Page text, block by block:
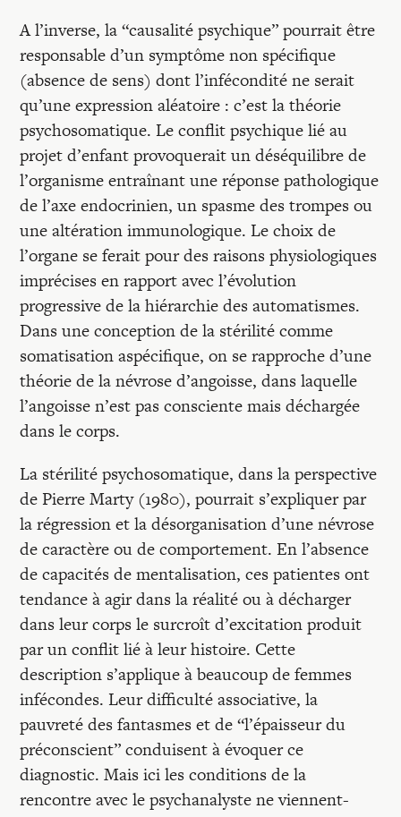
A l’inverse, la “causalité psychique” pourrait être
responsable d’un symptôme non spécifique
(absence de sens) dont l’infécondité ne serait
qu’une expression aléatoire : c’est la théorie
psychosomatique. Le conflit psychique lié au
projet d’enfant provoquerait un déséquilibre de
l’organisme entraînant une réponse pathologique
de l’axe endocrinien, un spasme des trompes ou
une altération immunologique. Le choix de
l’organe se ferait pour des raisons physiologiques
imprécises en rapport avec l’évolution
progressive de la hiérarchie des automatismes.
Dans une conception de la stérilité comme
somatisation aspécifique, on se rapproche d’une
théorie de la névrose d’angoisse, dans laquelle
l’angoisse n’est pas consciente mais déchargée
dans le corps.
La stérilité psychosomatique, dans la perspective
de Pierre Marty (1980), pourrait s’expliquer par
la régression et la désorganisation d’une névrose
de caractère ou de comportement. En l’absence
de capacités de mentalisation, ces patientes ont
tendance à agir dans la réalité ou à décharger
dans leur corps le surcroît d’excitation produit
par un conflit lié à leur histoire. Cette
description s’applique à beaucoup de femmes
infécondes. Leur difficulté associative, la
pauvreté des fantasmes et de “l’épaisseur du
préconscient” conduisent à évoquer ce
diagnostic. Mais ici les conditions de la
rencontre avec le psychanalyste ne viennent-